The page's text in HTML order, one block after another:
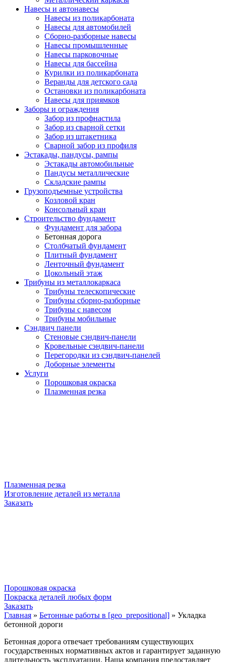
Навесы и автонавесы
Навесы из поликарбоната
Навесы для автомобилей
Сборно-разборные навесы
Навесы промышленные
Навесы парковочные
Навесы для бассейна
Курилки из поликарбоната
Веранды для детского сада
Остановки из поликарбоната
Навесы для приямков
Заборы и ограждения
Забор из профнастила
Забор из сварной сетки
Забор из штакетника
Сварной забор из профиля
Эстакады, пандусы, рампы
Эстакады автомобильные
Пандусы металлические
Складские рампы
Грузоподъемные устройства
Козловой кран
Консольный кран
Строительство фундамент
Фундамент для забора
Бетонная дорога
Столбчатый фундамент
Плитный фундамент
Ленточный фундамент
Цокольный этаж
Трибуны из металлокаркаса
Трибуны телескопические
Трибуны сборно-разборные
Трибуны с навесом
Трибуны мобильные
Сэндвич панели
Стеновые сэндвич-панели
Кровельные сэндвич-панели
Перегородки из сэндвич-панелей
Доборные элементы
Услуги
Порошковая окраска
Плазменная резка
Плазменная резка
Изготовление деталей из металла
Заказать
Порошковая окраска
Покраска деталей любых форм
Заказать
Главная » Бетонные работы в [geo_prepositional] » Укладка
бетонной дороги
Бетонная дорога отвечает требованиям существующих
государственных нормативных актов и гарантирует заданную
длительность эксплуатации. Наша компания предоставляет